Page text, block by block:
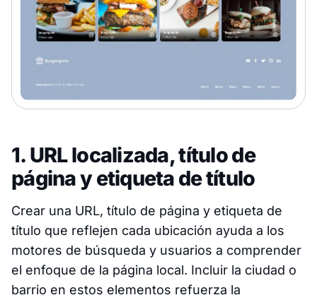
1. URL localizada, título de
página y etiqueta de título
Crear una URL, título de página y etiqueta de
título que reflejen cada ubicación ayuda a los
motores de búsqueda y usuarios a comprender
el enfoque de la página local. Incluir la ciudad o
barrio en estos elementos refuerza la